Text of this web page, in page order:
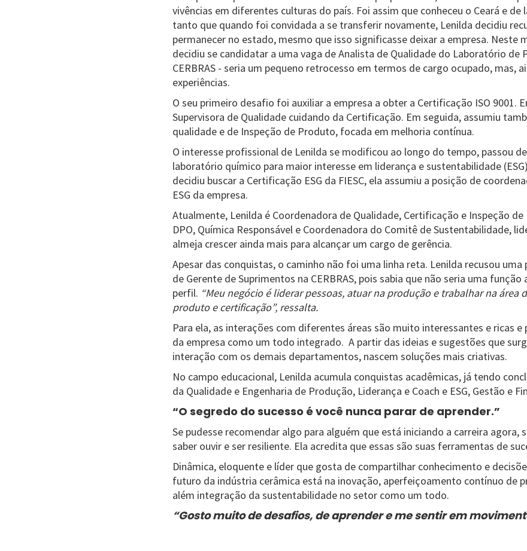
vivências em diferentes culturas do país. Foi assim que conheceu o Ceará e de
tanto que quando foi convidada a se transferir novamente, Lenilda decidiu
permanecer no estado, mesmo que isso significasse deixar a empresa. Neste
decidiu se candidatar a uma vaga de Analista de Qualidade do Laboratório de
CERBRAS - seria um pequeno retrocesso em termos de cargo ocupado, mas,
experiências.
O seu primeiro desafio foi auxiliar a empresa a obter a Certificação ISO 9001.
Supervisora de Qualidade cuidando da Certificação. Em seguida, assumiu
qualidade e de Inspeção de Produto, focada em melhoria contínua.
O interesse profissional de Lenilda se modificou ao longo do tempo, passou
laboratório químico para maior interesse em liderança e sustentabilidade
decidiu buscar a Certificação ESG da FIESC, ela assumiu a posição de
ESG da empresa.
Atualmente, Lenilda é Coordenadora de Qualidade, Certificação e Inspeção
DPO, Química Responsável e Coordenadora do Comitê de Sustentabilidade,
almeja crescer ainda mais para alcançar um cargo de gerência.
Apesar das conquistas, o caminho não foi uma linha reta. Lenilda recusou
de Gerente de Suprimentos na CERBRAS, pois sabia que não seria uma função
perfil. “Meu negócio é liderar pessoas, atuar na produção e trabalhar na área
produto e certificação”, ressalta.
Para ela, as interações com diferentes áreas são muito interessantes e ricas e
da empresa como um todo integrado. A partir das ideias e sugestões que
interação com os demais departamentos, nascem soluções mais criativas.
No campo educacional, Lenilda acumula conquistas acadêmicas, já tendo
da Qualidade e Engenharia de Produção, Liderança e Coach e ESG, Gestão e
“O segredo do sucesso é você nunca parar de aprender.”
Se pudesse recomendar algo para alguém que está iniciando a carreira agora,
saber ouvir e ser resiliente. Ela acredita que essas são suas ferramentas de
Dinâmica, eloquente e líder que gosta de compartilhar conhecimento e
futuro da indústria cerâmica está na inovação, aperfeiçoamento contínuo de
além integração da sustentabilidade no setor como um todo.
“Gosto muito de desafios, de aprender e me sentir em